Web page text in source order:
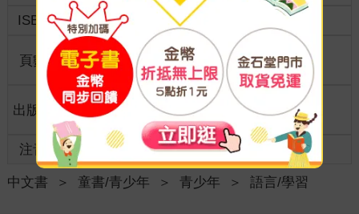
ISBN
9786263730793 分級
頁數 128
商品規
格
18開17*23cm
出版地 台灣
適讀年
齡
11~15歲適讀
注音 級別
中文書 ＞ 童書/青少年 ＞ 青少年 ＞ 語言/學習